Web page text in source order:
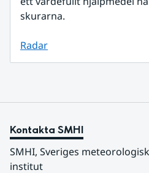
skurarna.
Radar
Kontakta SMHI
SMHI, Sveriges
institut